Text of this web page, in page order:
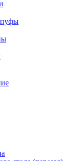
пуфы